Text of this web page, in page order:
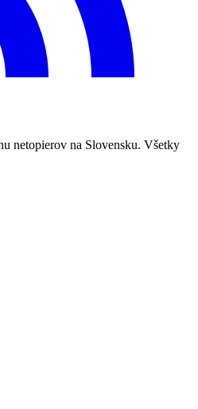
netopierov na Slovensku. Všetky